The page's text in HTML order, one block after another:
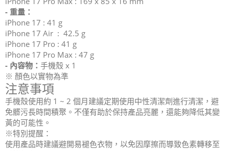
- 重量：
iPhone 17 : 41 g
iPhone 17 Air : 42.5 g
iPhone 17 Pro : 41 g
iPhone 17 Pro Max : 47 g
- 內容物： 手機殼 x 1
※ 顏色以實物為準
注意事項
手機殼使用約 1 ~ 2 個月建議定期使用中性清潔劑進行清潔，避
免髒污長時間積聚。不僅有助於保持產品亮麗，還能夠降低其變
黃的可能性。
※特別提醒：
使用產品時建議避開易褪色衣物，以免因摩擦而導致色素轉移至